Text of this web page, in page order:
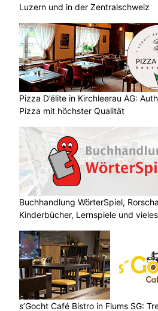
Luzern und in der Zentralschweiz
Pizza D’élite in Kirchleerau AG:
Pizza mit höchster Qualität
Buchhandlung WörterSpiel,
Kinderbücher, Lernspiele und
s’Gocht Café Bistro in Flums SG: